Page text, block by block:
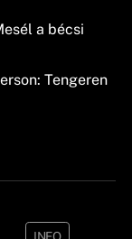
a bécsi
Tengeren
INFO